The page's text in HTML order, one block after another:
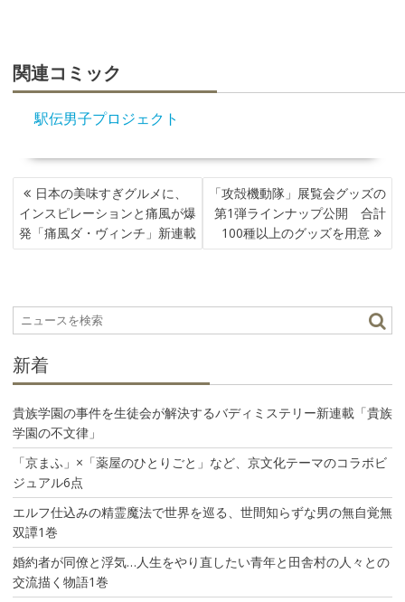
関連コミック
駅伝男子プロジェクト
投
稿
ナ
ビ
シ
ョ
日本の美味すぎグルメに、
インスピレーションと痛風が爆
発「痛風ダ・ヴィンチ」新連載
「攻殻機動隊」展覧会グッズの
第1弾ラインナップ公開 合計
100種以上のグッズを用意
新着
貴族学園の事件を生徒会が解決するバディミステリー新連載「貴族
学園の不文律」
「京まふ」×「薬屋のひとりごと」など、京文化テーマのコラボビ
ジュアル6点
エルフ仕込みの精霊魔法で世界を巡る、世間知らずな男の無自覚無
双譚1巻
婚約者が同僚と浮気…人生をやり直したい青年と田舎村の人々との
交流描く物語1巻